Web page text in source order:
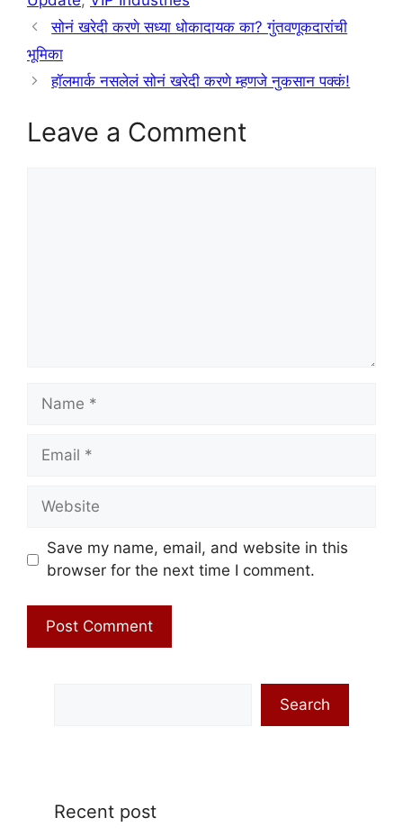
सोनं खरेदी करणे सध्या धोकादायक का? गुंतवणूकदारांची
भूमिका
हॉलमार्क नसलेलं सोनं खरेदी करणे म्हणजे नुकसान पक्कं!
Leave a Comment
Name
Email
Website
Save my name, email, and website in this
browser for the next time I comment.
Search
Recent post